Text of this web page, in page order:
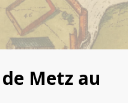
Metz au